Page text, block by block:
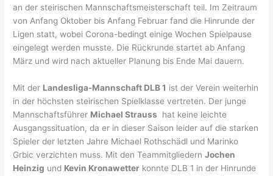
an der steirischen Mannschaftsmeisterschaft teil. Im Zeitraum
von Anfang Oktober bis Anfang Februar fand die Hinrunde der
Ligen statt, wobei Corona-bedingt einige Wochen Spielpause
eingelegt werden musste. Die Rückrunde startet ab Anfang
März und wird nach aktueller Planung bis Ende Mai dauern.
Mit der Landesliga-Mannschaft DLB 1 ist der Verein weiterhin
in der höchsten steirischen Spielklasse vertreten. Der junge
Mannschaftsführer Michael Strauss hat keine leichte
Ausgangssituation, da er in dieser Saison leider auf die starken
Spieler der letzten Jahre Michael Rothschädl und Marinko
Grbic verzichten muss. Mit den TeammitgliedernJochen
Heinzig und Kevin Kronawetter konnte DLB 1 in der Hinrunde